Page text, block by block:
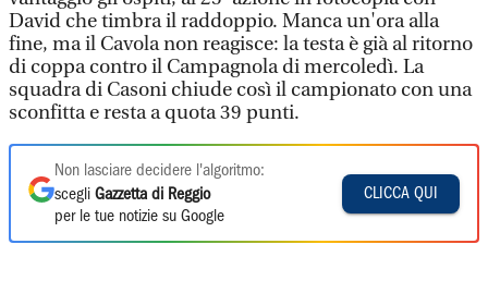
David che timbra il raddoppio. Manca un'ora alla
fine, ma il Cavola non reagisce: la testa è già al ritorno
di coppa contro il Campagnola di mercoledì. La
squadra di Casoni chiude così il campionato con una
sconfitta e resta a quota 39 punti.
Non lasciare decidere l'algoritmo:
scegli Gazzetta di Reggio
per le tue notizie su Google
CLICCA QUI